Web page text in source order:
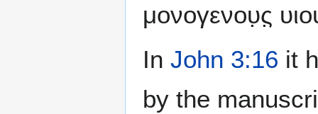
μονογενου̣ς̣
In John 3:16 it
by the